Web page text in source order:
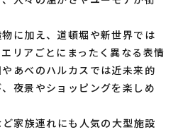
に加え、道頓堀や新世界では
リアごとにまったく異なる表情
あべのハルカスでは近未来的
夜景やショッピングを楽しめ
家族連れにも人気の大型施設